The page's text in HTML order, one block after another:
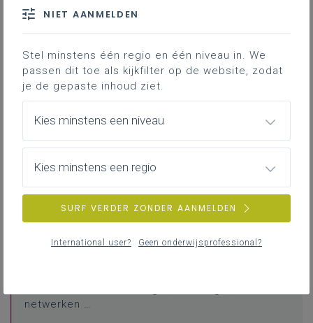
Inspirerend materiaal
Ondersteuning op de klasvloer
Achtergrond
Literatuur, onderzoek, regelgeving, interessante
websites …
netwerken …
NIET AANMELDEN
Stel minstens één regio en één niveau in. We
passen dit toe als kijkfilter op de website, zodat
je de gepaste inhoud ziet.
Kies minstens een niveau
Kies minstens een regio
SURF VERDER ZONDER AANMELDEN
International user? Geen onderwijsprofessional?